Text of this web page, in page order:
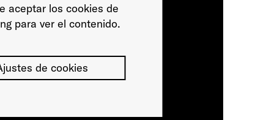
aceptar los cookies de
para ver el contenido.
de cookies